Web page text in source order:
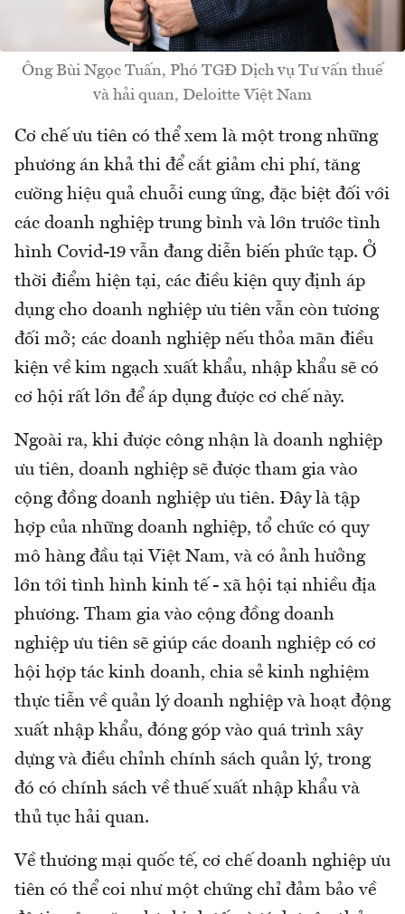
Ông Bùi Ngọc Tuấn, Phó TGĐ Dịch vụ Tư vấn thuế
và hải quan, Deloitte Việt Nam
Cơ chế ưu tiên có thể xem là một trong những
phương án khả thi để cắt giảm chi phí, tăng
cường hiệu quả chuỗi cung ứng, đặc biệt đối với
các doanh nghiệp trung bình và lớn trước tình
hình Covid-19 vẫn đang diễn biến phức tạp. Ở
thời điểm hiện tại, các điều kiện quy định áp
dụng cho doanh nghiệp ưu tiên vẫn còn tương
đối mở; các doanh nghiệp nếu thỏa mãn điều
kiện về kim ngạch xuất khẩu, nhập khẩu sẽ có
cơ hội rất lớn để áp dụng được cơ chế này.
Ngoài ra, khi được công nhận là doanh nghiệp
ưu tiên, doanh nghiệp sẽ được tham gia vào
cộng đồng doanh nghiệp ưu tiên. Đây là tập
hợp của những doanh nghiệp, tổ chức có quy
mô hàng đầu tại Việt Nam, và có ảnh hưởng
lớn tới tình hình kinh tế - xã hội tại nhiều địa
phương. Tham gia vào cộng đồng doanh
nghiệp ưu tiên sẽ giúp các doanh nghiệp có cơ
hội hợp tác kinh doanh, chia sẻ kinh nghiệm
thực tiễn về quản lý doanh nghiệp và hoạt động
xuất nhập khẩu, đóng góp vào quá trình xây
dựng và điều chỉnh chính sách quản lý, trong
đó có chính sách về thuế xuất nhập khẩu và
thủ tục hải quan.
Về thương mại quốc tế, cơ chế doanh nghiệp ưu
tiên có thể coi như một chứng chỉ đảm bảo về